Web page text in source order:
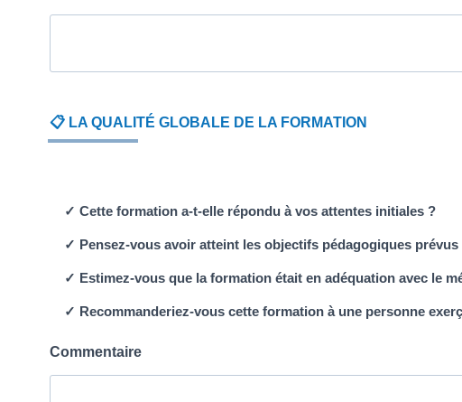
📋 LA QUALITÉ GLOBALE DE LA FORMATION
✓ Cette formation a-t-elle répondu à vos attentes initiales ?
✓ Pensez-vous avoir atteint les objectifs pédagogiques
✓ Estimez-vous que la formation était en adéquation avec le
✓ Recommanderiez-vous cette formation à une personne
Commentaire